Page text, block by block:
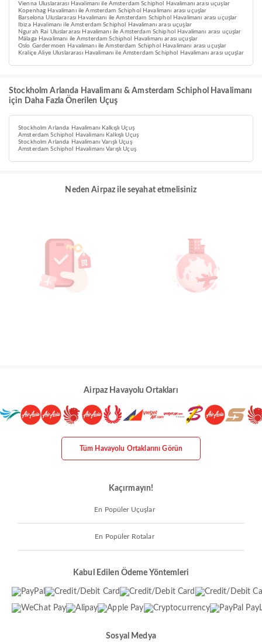
Vienna Uluslararası Havalimanı ile Amsterdam Schiphol Havalimanı arası uçuşlar
Kopenhag Havalimanı ile Amsterdam Schiphol Havalimanı arası uçuşlar
Barselona Uluslararası Havalimanı ile Amsterdam Schiphol Havalimanı arası uçuşlar
Ibiza Havalimanı ile Amsterdam Schiphol Havalimanı arası uçuşlar
Ngurah Rai Uluslararası Havalimanı ile Amsterdam Schiphol Havalimanı arası uçuşlar
Málaga Havalimanı ile Amsterdam Schiphol Havalimanı arası uçuşlar
Oslo Gardermoen Havalimanı ile Amsterdam Schiphol Havalimanı arası uçuşlar
Kraliçe Aliye Uluslararası Havalimanı ile Amsterdam Schiphol Havalimanı arası uçuşlar
Stockholm Arlanda Havalimanı & Amsterdam Schiphol Havalimanı
için Daha Fazla Önerilen Uçuş
Stockholm Arlanda Havalimanı Kalkışlı Uçuş
Amsterdam Schiphol Havalimanı Kalkışlı Uçuş
Stockholm Arlanda Havalimanı Varışlı Uçuş
Amsterdam Schiphol Havalimanı Varışlı Uçuş
Neden Airpaz ile seyahat etmelisiniz
Airpaz Havayolu Ortakları
Tüm Havayolu Ortaklarını Görün
Kaçırmayın!
En Popüler Uçuşlar
En Popüler Rotalar
Kabul Edilen Ödeme Yöntemleri
Sosyal Medya